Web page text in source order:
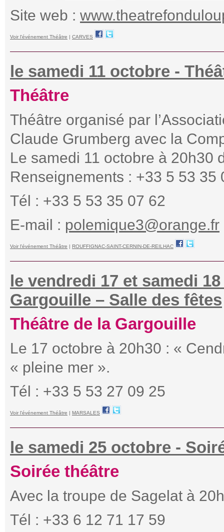
Site web :
Voir l'événement Théâtre | CARVES
le samedi 11 octobre -
Théâtre
Théâtre organisé par
Claude Grumberg avec la
Le samedi 11 octobre à 20h30
Renseignements : +33 5 53 35
Tél : +33 5 53 35 07 62
E-mail : polemique3@orange.fr
Voir l'événement Théâtre | ROUFFIGNAC-SAINT-CERNIN-DE-REILHAC
le vendredi 17 et samedi
Gargouille – Salle des fêtes
Théâtre de la Gargouille
Le 17 octobre à 20h30 : «
« pleine mer ».
Tél : +33 5 53 27 09 25
Voir l'événement Théâtre | MARSALES
le samedi 25 octobre -
Soirée théâtre
Avec la troupe de Sagelat à
Tél : +33 6 12 71 17 59